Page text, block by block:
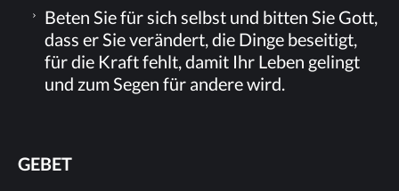
Be­ten Sie für sich selbst und bit­ten Sie Gott,
dass er Sie ver­än­dert, die Din­ge be­sei­tigt,
für die Kraft fehlt, da­mit Ihr Le­ben ge­lingt
und zum Se­gen für an­de­re wird.
GE­BET